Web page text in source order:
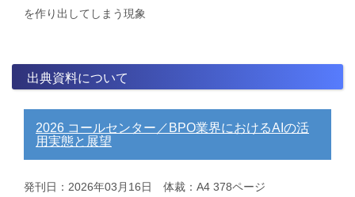
を作り出してしまう現象
出典資料について
2026 コールセンター／BPO業界におけるAIの活
用実態と展望
発刊日：2026年03月16日 体裁：A4 378ページ